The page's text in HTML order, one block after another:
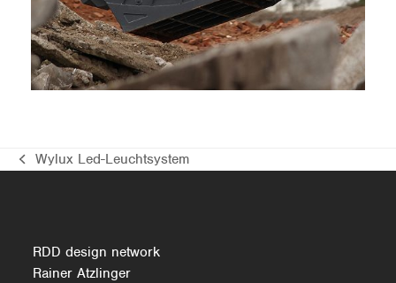
vorheriger
Wylux Led-Leuchtsystem
RDD design network
Rainer Atzlinger